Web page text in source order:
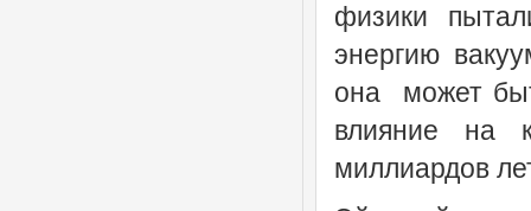
физики
энергию
она может
влияние на
миллиардов